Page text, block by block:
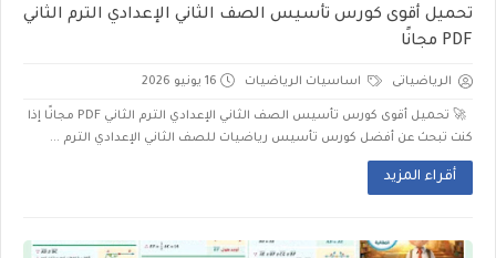
تحميل أقوى كورس تأسيس الصف الثاني الإعدادي الترم الثاني
PDF مجانًا
الرياضياتى اساسيات الرياضيات 16 يونيو 2026
🚀 تحميل أقوى كورس تأسيس الصف الثاني الإعدادي الترم الثاني PDF مجانًا إذا
كنت تبحث عن أفضل كورس تأسيس رياضيات للصف الثاني الإعدادي الترم ...
أقراء المزيد